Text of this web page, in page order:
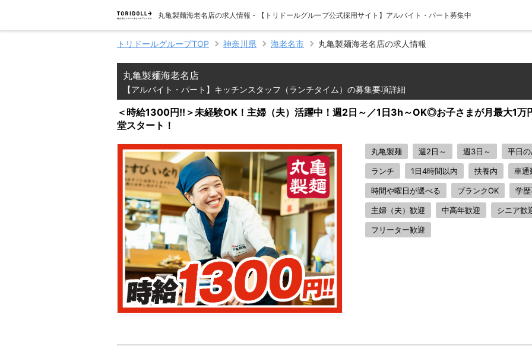
丸亀製麺海老名店の求人情報 - 【トリドールグループ公式採用サイト】アルバイト・パート募集中
トリドールグループTOP 神奈川県 海老名市 丸亀製麺海老名店の求人情報
丸亀製麺海老名店
【アルバイト・パート】キッチンスタッフ（ランチタイム）の募集要項詳細
＜時給1300円!!＞未経験OK！主婦（夫）活躍中！週2日～／1日3h～OK◎お子さまが月最大1万
堂スタート！
丸亀製麺 週2日～ 週3日～ 平日
ランチ 1日4時間以内 扶養内 車通
時間や曜日が選べる ブランクOK 学
主婦（夫）歓迎 中高年歓迎 シニア歓
フリーター歓迎